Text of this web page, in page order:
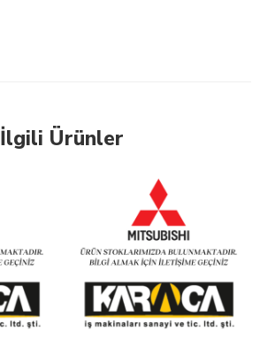
İlgili Ürünler